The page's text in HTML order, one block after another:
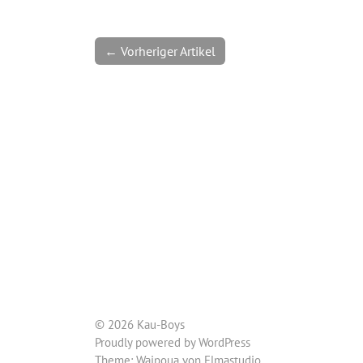
← Vorheriger Artikel
© 2026 Kau-Boys
Proudly powered byWordPress